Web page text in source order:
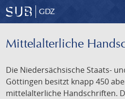
GDZ
Mittelalterliche
Die Niedersächsische Staats-
Göttingen besitzt knapp 450
mittelalterliche Handschriften.